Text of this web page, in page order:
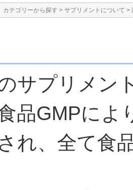
カテゴリーから探す > サプリメントについて >
サプリメン
品GMPによ
れ、全て食